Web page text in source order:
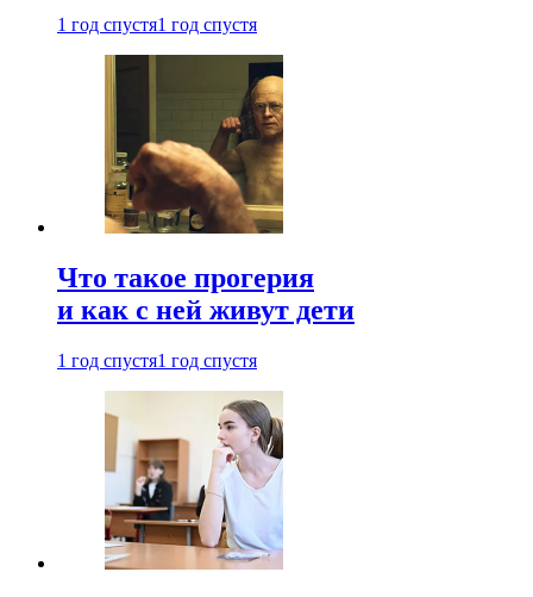
1 год спустя1 год спустя
Что такое прогерия
и как с ней живут дети
1 год спустя1 год спустя